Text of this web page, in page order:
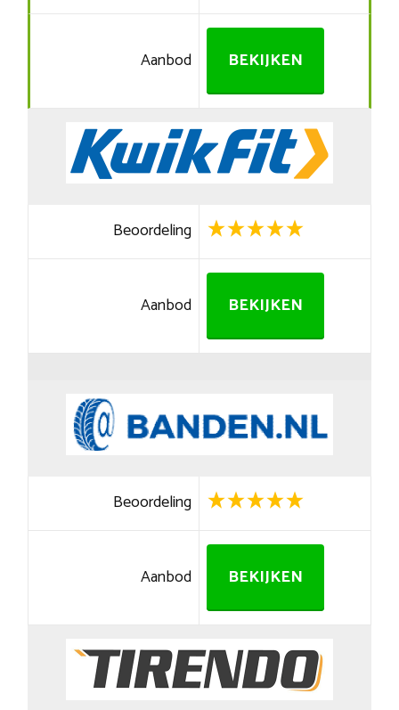
Aanbod BEKIJKEN
Beoordeling
Aanbod BEKIJKEN
Beoordeling
Aanbod BEKIJKEN